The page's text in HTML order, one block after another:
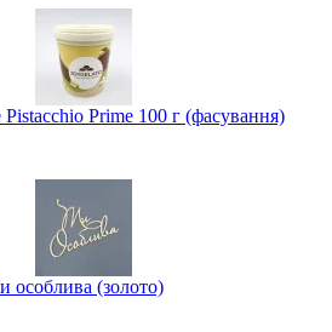
Pistacchio Prime 100 г (фасування)
особлива (золото)